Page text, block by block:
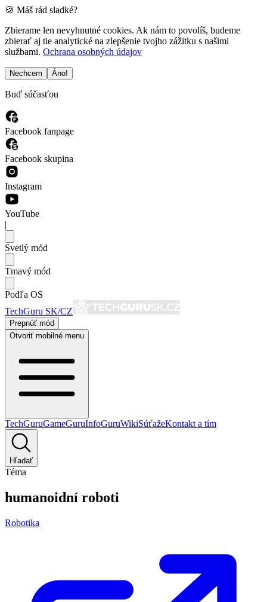
🍪 Máš rád sladké?
Zbierame len nevyhnutné cookies. Ak nám to povolíš, budeme
zbierať aj tie analytické na zlepšenie tvojho zážitku s našimi
službami. Ochrana osobných údajov
Nechcem Áno!
Buď súčasťou
Facebook fanpage
Facebook skupina
Instagram
YouTube
|
Svetlý mód
Tmavý mód
Podľa OS
TechGuru SK/CZ
Prepnúť mód
Otvoriť mobilné menu
TechGuruGameGuruInfoGuruWikiSúťažeKontakt a tím
Hľadať
Téma
humanoidní roboti
Robotika